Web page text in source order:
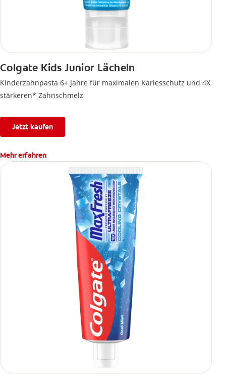
Colgate Kids Junior Lächeln
Kinderzahnpasta 6+ Jahre für maximalen Kariesschutz und 4X
stärkeren* Zahnschmelz
Jetzt kaufen
Mehr erfahren